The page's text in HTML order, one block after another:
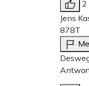
2
Jens
878T